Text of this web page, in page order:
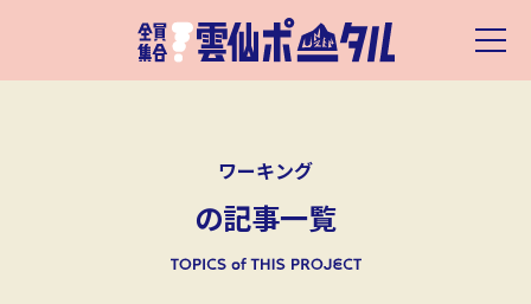
ワーキング
の記事一覧